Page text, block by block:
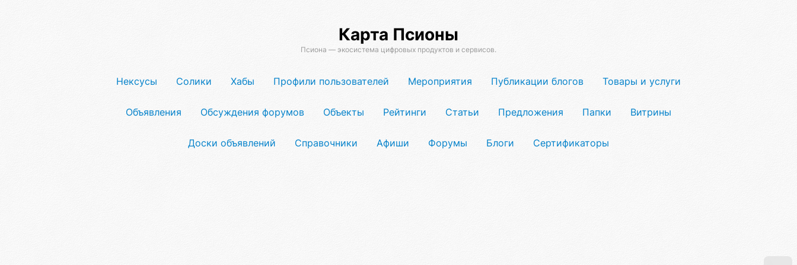
Карта Псионы
Псиона — экосистема цифровых продуктов и сервисов.
Нексусы Солики Хабы Профили пользователей Мероприятия Публикации блогов Товары и услуги
Объявления Обсуждения форумов Объекты Рейтинги Статьи Предложения Папки Витрины
Доски объявлений Справочники Афиши Форумы Блоги Сертификаторы